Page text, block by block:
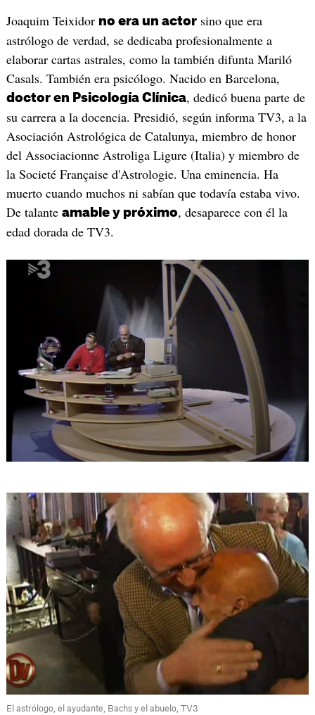
Joaquim Teixidor no era un actorsino que era
astrólogo de verdad, se dedicaba profesionalmente a
elaborar cartas astrales, como la también difunta Mariló
Casals. También era psicólogo. Nacido en Barcelona,
doctor en Psicología Clínica, dedicó buena parte de
su carrera a la docencia. Presidió, según informa TV3, a la
Asociación Astrológica de Catalunya, miembro de honor
del Associacionne Astroliga Ligure (Italia) y miembro de
la Societé Française d'Astrologie. Una eminencia. Ha
muerto cuando muchos ni sabían que todavía estaba vivo.
De talante amable y próximo, desaparece con él la
edad dorada de TV3.
El astrólogo, el ayudante, Bachs y el abuelo, TV3